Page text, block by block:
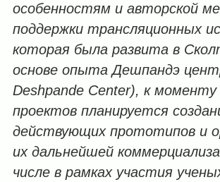
особенностям и авторской
поддержки трансляционных
которая была развита в
основе опыта Дешпандэ
Deshpande Center), к моменту
проектов планируется
действующих прототипов и
их дальнейшей
числе в рамках участия